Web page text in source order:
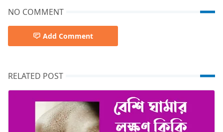
NO COMMENT
Add Comment
RELATED POST